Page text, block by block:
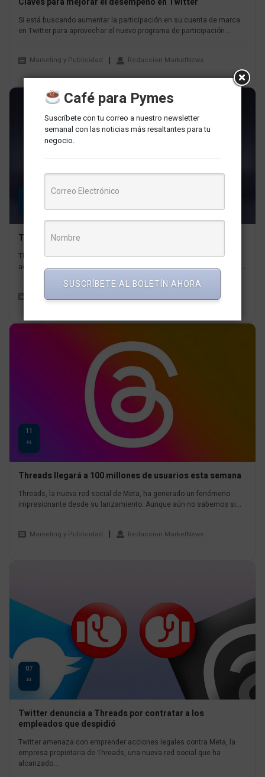
Si está buscando aumentar la participación en su cuenta de marca
en Twitter para aprovechar el nuevo programa de participación...
Marketing y Publicidad Redaccion MarketNews
Threads comienza a perder la batalla frente a Twitter
Threads experimentó un notable declive en su número de usuarios
activos diarios, según un informe reciente de Similarweb, una firma...
Herramientas y Tecnología
11
JUL
Threads llegará a 100 millones de usuarios esta semana
Threads, la nueva red social de Meta, ha generado un fenómeno
impresionante desde su lanzamiento. Aunque aún no sabemos si...
Marketing y Publicidad Redaccion MarketNews
07
JUL
Twitter denuncia a Threads por contratar a los
empleados que despidió
Twitter amenaza con emprender acciones legales contra Meta, la
empresa propietaria de Threads, una nueva red social que ha
alcanzado...
Café para Pymes
Suscríbete con tu correo a nuestro newsletter
semanal con las noticias más resaltantes para tu
negocio.
SUSCRÍBETE AL BOLETÍN AHORA